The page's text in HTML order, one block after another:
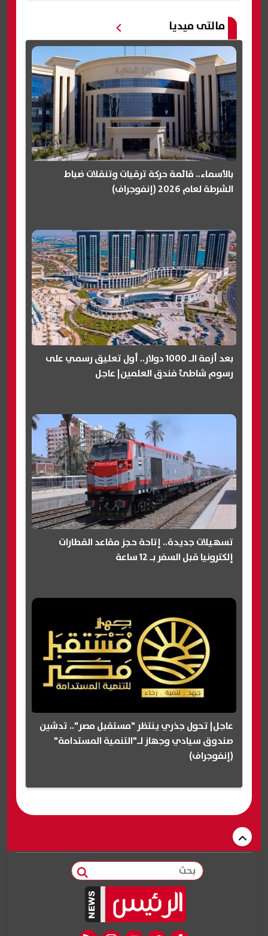
مالتى ميديا
بالأسماء.. قائمة حركة ترقيات وتنقلات ضباط
الشرطة لعام 2026 (إنفوجراف)
بعد أزمة الـ 1000 دولار.. أول تعليق رسمي على
رسوم شاطئ فندق العلمين| عاجل
تسهيلات جديدة.. إتاحة حجز مقاعد القطارات
إلكترونيا قبل السفر بـ 12 ساعة
عاجل| تحول جذري ينتظر "مستقبل مصر".. تدشين
صندوق سيادي وجهاز لـ"التنمية المستدامة"
(إنفوجراف)
بحث